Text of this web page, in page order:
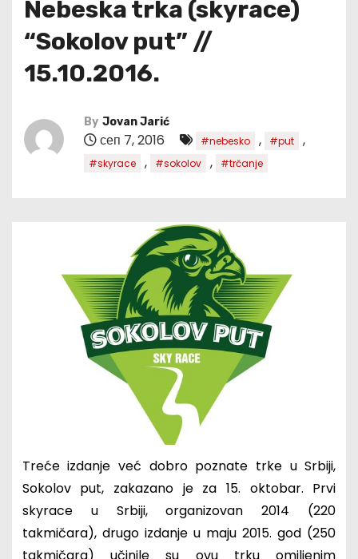
Nebeska trka (skyrace)
“Sokolov put” //
15.10.2016.
By Jovan Jarić
сеп 7, 2016 #nebesko , #put ,
#skyrace , #sokolov , #trčanje
Treće izdanje već dobro poznate trke u Srbiji,
Sokolov put, zakazano je za 15. oktobar. Prvi
skyrace u Srbiji, organizovan 2014 (220
takmičara), drugo izdanje u maju 2015. god (250
takmičara) učinile su ovu trku omiljenim